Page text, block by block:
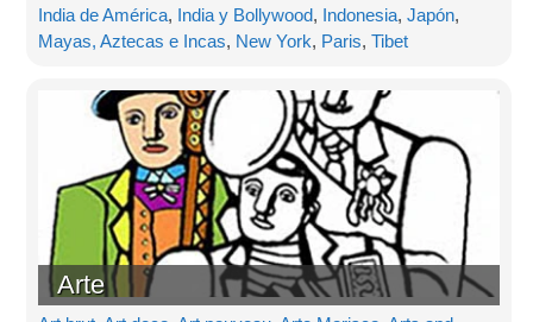
India de América, India y Bollywood, Indonesia, Japón,
Mayas, Aztecas e Incas, New York, Paris, Tibet
Arte